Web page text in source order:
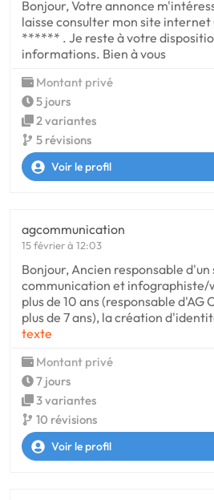
Bonjour, Votre annonce
laisse consulter mon site
****** . Je reste à votre
informations. Bien à vous
Montant privé
5 jours
2 variantes
5 révisions
Voir le profil
agcommunication
15 février à 12:03
Bonjour, Ancien responsable d'un
communication et infographiste/
plus de 10 ans (responsable d'AG
plus de 7 ans), la création
texte
Montant privé
7 jours
3 variantes
10 révisions
Voir le profil